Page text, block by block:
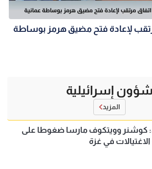
لإعادة فتح مضيق هرمز بوساطة
شؤون إسرائيلية
المزيد
كوشنر وويتكوف مارسا ضغوطا على
في غزة